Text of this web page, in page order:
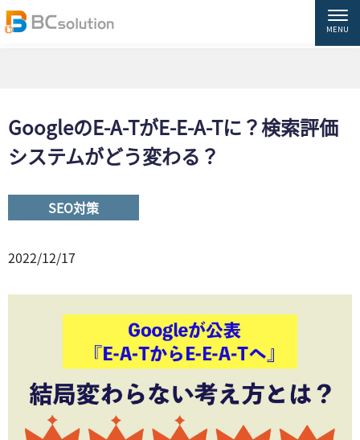
HOME ブログ
SEO対策
GoogleのE-A-TがE-E-A-Tに？検索評価システムがどう変わる？
GoogleのE-A-TがE-E-A-Tに？検索評価
システムがどう変わる？
SEO対策
2022/12/17